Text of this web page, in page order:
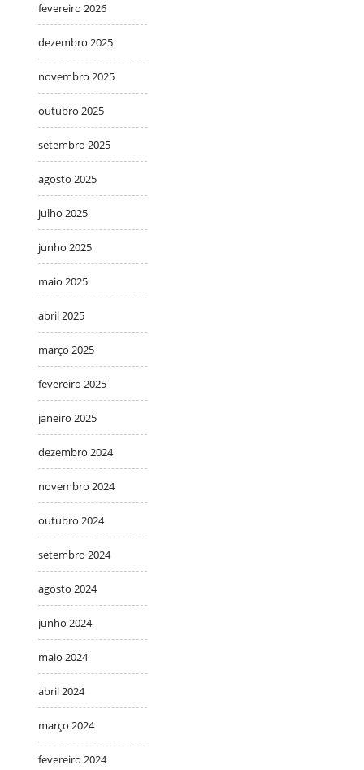
fevereiro 2026
dezembro 2025
novembro 2025
outubro 2025
setembro 2025
agosto 2025
julho 2025
junho 2025
maio 2025
abril 2025
março 2025
fevereiro 2025
janeiro 2025
dezembro 2024
novembro 2024
outubro 2024
setembro 2024
agosto 2024
junho 2024
maio 2024
abril 2024
março 2024
fevereiro 2024